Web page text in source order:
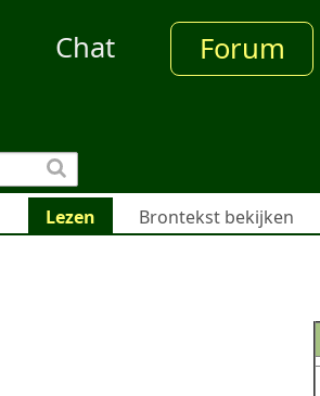
Chat Forum
Lezen Brontekst bekijken